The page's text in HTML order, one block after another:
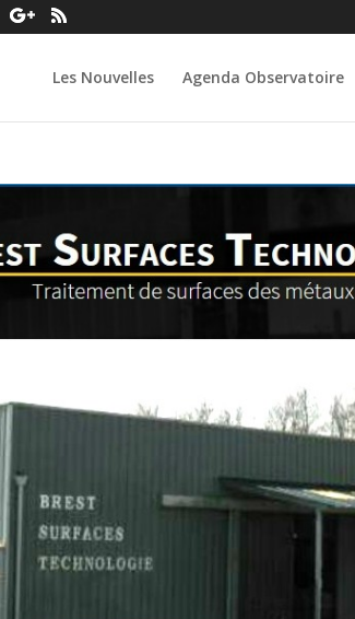
Les Nouvelles Agenda Observatoire